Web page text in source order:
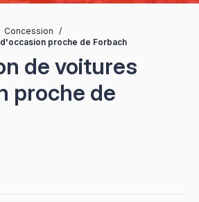
Concession /
proche de Forbach
de voitures
proche de